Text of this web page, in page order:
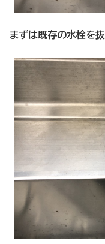
まずは既存の水栓を抜